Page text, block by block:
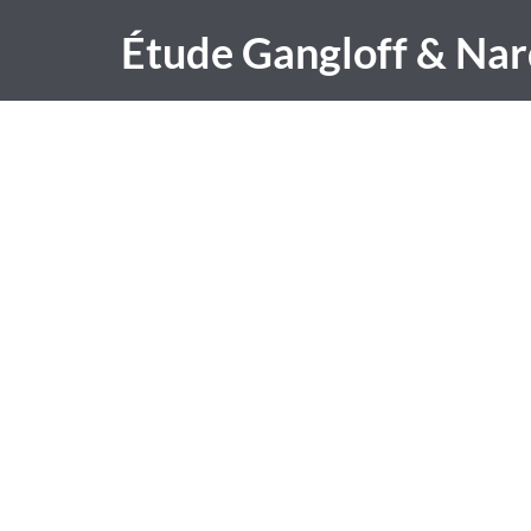
Étude Gangloff &